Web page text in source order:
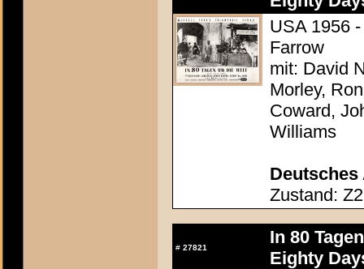
USA 1956
Farrow
mit: David
Morley,
Coward,
Williams
Deutsches
Zustand: Z2
# 27821
In 80
Eighty